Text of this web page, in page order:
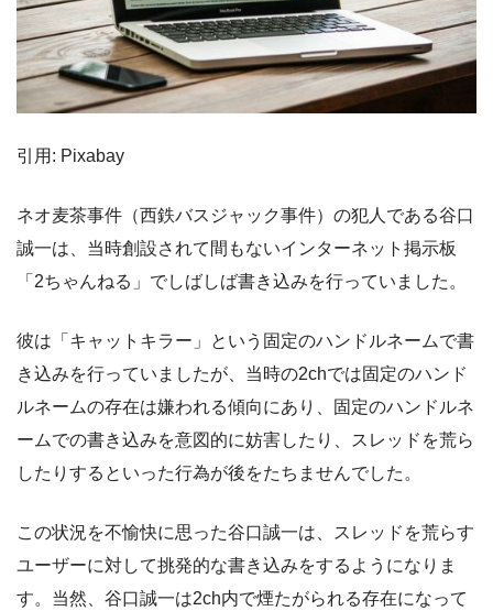
引用: Pixabay
ネオ麦茶事件（西鉄バスジャック事件）の犯人である谷口
誠一は、当時創設されて間もないインターネット掲示板
「2ちゃんねる」でしばしば書き込みを行っていました。
彼は「キャットキラー」という固定のハンドルネームで書
き込みを行っていましたが、当時の2chでは固定のハンド
ルネームの存在は嫌われる傾向にあり、固定のハンドルネ
ームでの書き込みを意図的に妨害したり、スレッドを荒ら
したりするといった行為が後をたちませんでした。
この状況を不愉快に思った谷口誠一は、スレッドを荒らす
ユーザーに対して挑発的な書き込みをするようになりま
す。当然、谷口誠一は2ch内で煙たがられる存在になって